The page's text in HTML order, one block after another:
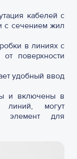
кабелей с
с сечением жил
в линиях с
поверхности
удобный ввод
и включены в
линий, могут
элемент для